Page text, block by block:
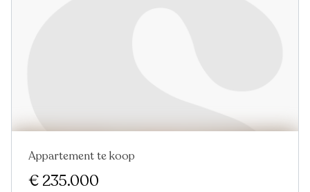
Appartement te koop
€ 235.000